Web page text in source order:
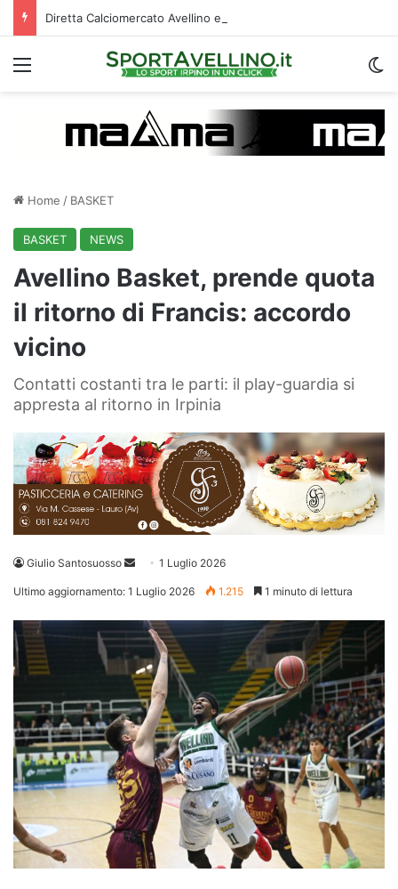
Menu
Home / BASKET
BASKET NEWS
Avellino Basket, prende quota
il ritorno di Francis: accordo
vicino
Contatti costanti tra le parti: il play-guardia si
appresta al ritorno in Irpinia
Giulio Santosuosso
Invia 1 Luglio 2026
Ultimo aggiornamento: 1 Luglio 2026 1.215 1 minuto di lettura